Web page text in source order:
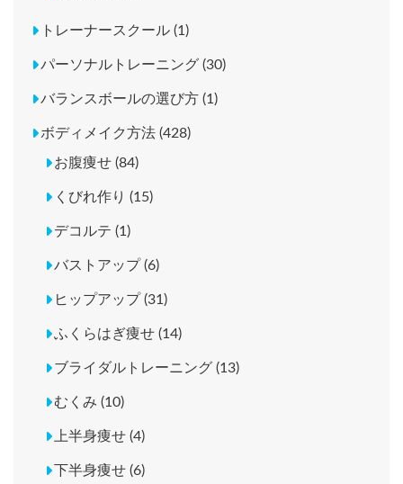
トレーナースクール (1)
パーソナルトレーニング (30)
バランスボールの選び方 (1)
ボディメイク方法 (428)
お腹痩せ (84)
くびれ作り (15)
デコルテ (1)
バストアップ (6)
ヒップアップ (31)
ふくらはぎ痩せ (14)
ブライダルトレーニング (13)
むくみ (10)
上半身痩せ (4)
下半身痩せ (6)